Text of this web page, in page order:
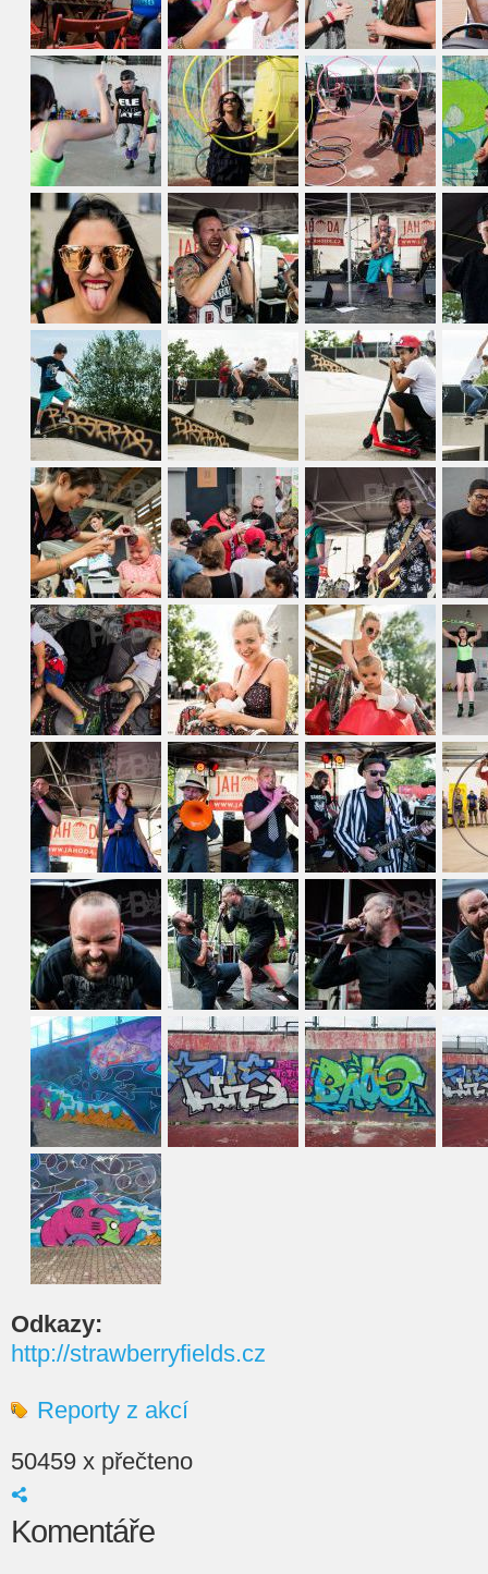
Odkazy:
http://strawberryfields.cz
Reporty z akcí
50459 x přečteno
Komentáře